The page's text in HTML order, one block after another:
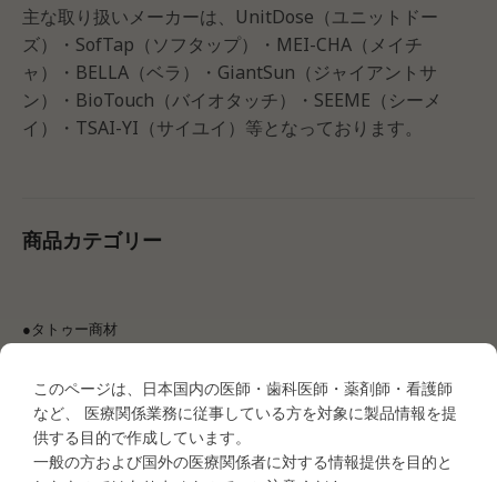
主な取り扱いメーカーは、UnitDose（ユニットドー
ズ）・SofTap（ソフタップ）・MEI-CHA（メイチ
ャ）・BELLA（ベラ）・GiantSun（ジャイアントサ
ン）・BioTouch（バイオタッチ）・SEEME（シーメ
イ）・TSAI-YI（サイユイ）等となっております。
商品カテゴリー
●タトゥー商材
・タトゥー商材＜マシン関連＞
MEI-CHA IRIS
MEI-CHA SQ1
MEI-CHA Sapphire Pro
MEI-CHA Angel Blue
このページは、日本国内の医師・歯科医師・薬剤師・看護師
など、 医療関係業務に従事している方を対象に製品情報を提
供する目的で作成しています。
一般の方および国外の医療関係者に対する情報提供を目的と